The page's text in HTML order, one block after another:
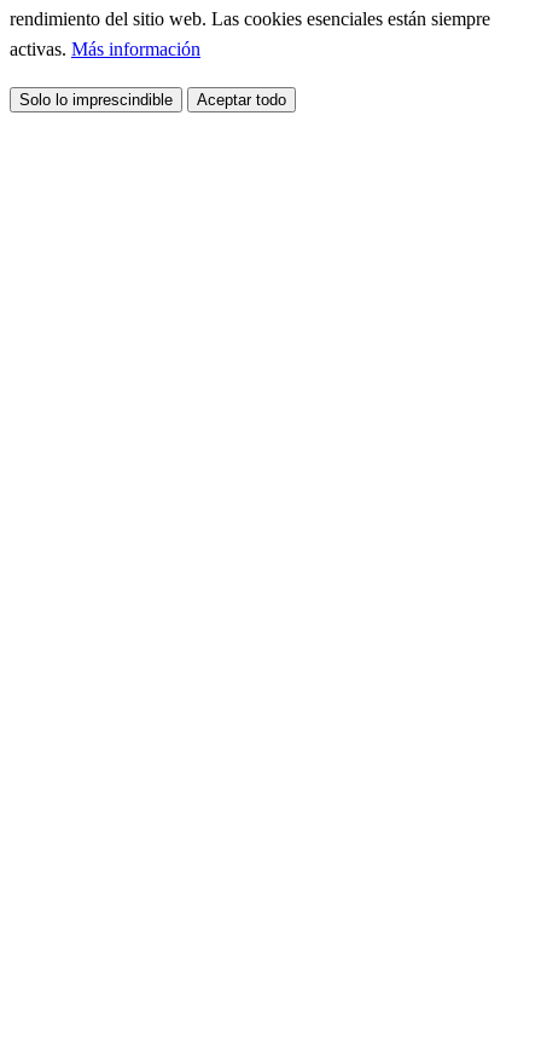
rendimiento del sitio web. Las cookies esenciales están siempre
activas. Más información
Solo lo imprescindible Aceptar todo